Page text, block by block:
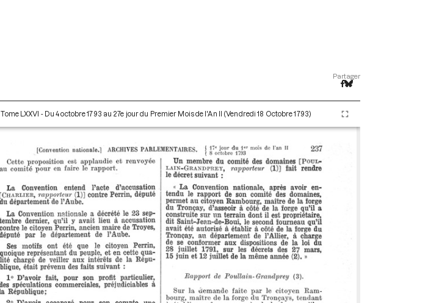
Partager
Tome LXXVI - Du 4 octobre 1793 au 27e jour du Premier Mois de l'An II (Vendredi 18 Octobre 1793)